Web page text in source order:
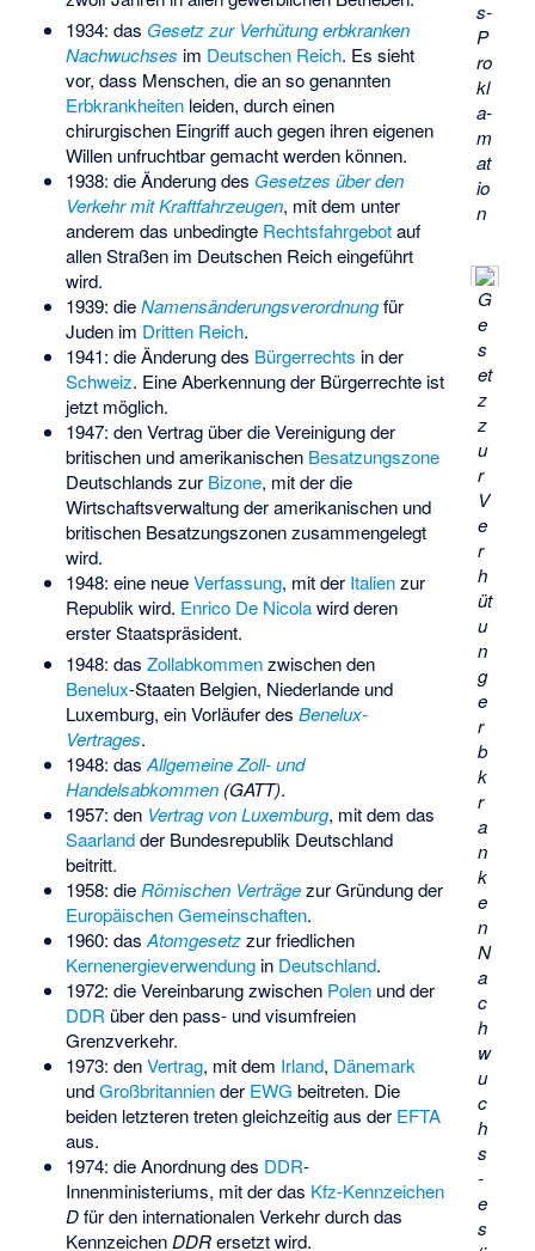
s-
P
ro
kl
a­
m
at
io
n
G
e
s
et
z
z
u
r
V
e
r
h
üt
u
n
g
e
r
b
k
r
a
n
k
e
n
N
a
c
h
w
u
c
h
s
­
e
s
1934: das Gesetz zur Verhütung erbkranken
Nachwuchses im Deutschen Reich. Es sieht
vor, dass Menschen, die an so genannten
Erbkrankheitenleiden, durch einen
chirurgischen Eingriff auch gegen ihren eigenen
Willen unfruchtbar gemacht werden können.
1938: die Änderung des Gesetzes über den
Verkehr mit Kraftfahrzeugen, mit dem unter
anderem das unbedingte Rechtsfahrgebotauf
allen Straßen im Deutschen Reich eingeführt
wird.
1939: dieNamensänderungsverordnungfür
Juden im Dritten Reich.
1941: die Änderung des Bürgerrechts in der
Schweiz. Eine Aberkennung der Bürgerrechte ist
jetzt möglich.
1947: den Vertrag über die Vereinigung der
britischen und amerikanischen Besatzungszone
Deutschlands zur Bizone, mit der die
Wirtschaftsverwaltung der amerikanischen und
britischen Besatzungszonen zusammengelegt
wird.
1948: eine neueVerfassung, mit der Italienzur
Republik wird. Enrico De Nicolawird deren
erster Staatspräsident.
1948: das Zollabkommenzwischen den
Benelux-Staaten Belgien, Niederlande und
Luxemburg, ein Vorläufer des Benelux-
Vertrages.
1948: das Allgemeine Zoll- und
Handelsabkommen (GATT).
1957: den Vertrag von Luxemburg, mit dem das
Saarlandder Bundesrepublik Deutschland
beitritt.
1958: die Römischen Verträgezur Gründung der
Europäischen Gemeinschaften.
1960: das Atomgesetzzur friedlichen
Kernenergieverwendungin Deutschland.
1972: die Vereinbarung zwischen Polenund der
DDR über den pass- und visumfreien
Grenzverkehr.
1973: denVertrag, mit dem Irland, Dänemark
undGroßbritanniender EWG beitreten. Die
beiden letzteren treten gleichzeitig aus der EFTA
aus.
1974: die Anordnung des DDR-
Innenministeriums, mit der das Kfz-Kennzeichen
Dfür den internationalen Verkehr durch das
KennzeichenDDRersetzt wird.